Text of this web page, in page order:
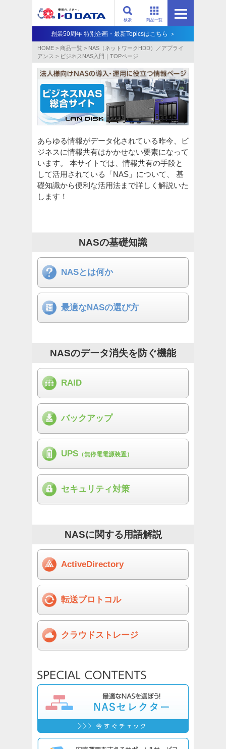
商品一覧
検索
創業50周年 特別企画・最新Topicsはこちら ＞
HOME > 商品一覧 > NAS（ネットワークHDD）／アプライ
アンス​ > ビジネスNAS入門｜TOPページ
あらゆる情報がデータ化されている昨今、ビ
ジネスに情報共有はかかせない要素になって
います。 本サイトでは、情報共有の手段と
して活用されている「NAS」について、 基
礎知識から便利な活用法まで詳しく解説いた
します！
NASの基礎知識
NASとは何か
最適なNASの選び方
NASのデータ消失を防ぐ機能
RAID
バックアップ
UPS （無停電電源装置）
セキュリティ対策
NASに関する用語解説
ActiveDirectory
転送プロトコル
クラウドストレージ